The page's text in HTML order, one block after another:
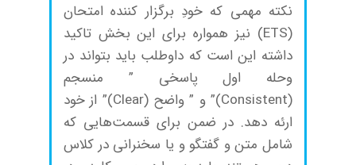
نکته مهمی که خودِ برگزار کننده امتحان
(ETS) نیز همواره برای این بخش تاکید
داشته این است که داوطلب باید بتواند در
وحله اول پاسخی ” منسجم
(Consistent)” و ” واضح (Clear)” از خود
ارئه دهد. در ضمن برای قسمت‌هایی که
شامل متن و گفتگو و یا سخنرانی در کلاس